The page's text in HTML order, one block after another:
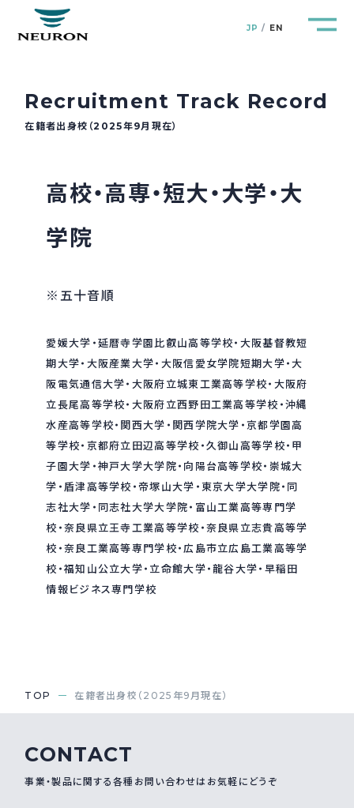
JP EN
企業情報 Company
製品＆サービス
研究開発 R&D
新着情報 News&Topics
採用情報 Recruit
お問い合わせ
webカタログ
Recruitment Track Record
在籍者出身校（2025年9月現在）
高校・高専・短大・大学・大
学院
※五十音順
愛媛大学・延暦寺学園比叡山高等学校・大阪基督教短
期大学・大阪産業大学・大阪信愛女学院短期大学・大
阪電気通信大学・大阪府立城東工業高等学校・大阪府
立長尾高等学校・大阪府立西野田工業高等学校・沖縄
水産高等学校・関西大学・関西学院大学・京都学園高
等学校・京都府立田辺高等学校・久御山高等学校・甲
子園大学・神戸大学大学院・向陽台高等学校・崇城大
学・盾津高等学校・帝塚山大学・東京大学大学院・同
志社大学・同志社大学大学院・富山工業高等専門学
校・奈良県立王寺工業高等学校・奈良県立志貴高等学
校・奈良工業高等専門学校・広島市立広島工業高等学
校・福知山公立大学・立命館大学・龍谷大学・早稲田
情報ビジネス専門学校
TOP 在籍者出身校（2025年9月現在）
CONTACT
事業・製品に関する各種お問い合わせはお気軽にどうぞ